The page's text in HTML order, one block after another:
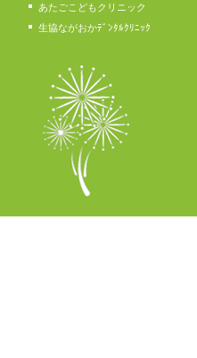
あたごこどもクリニック
生協ながおかﾃﾞﾝﾀﾙｸﾘﾆｯｸ